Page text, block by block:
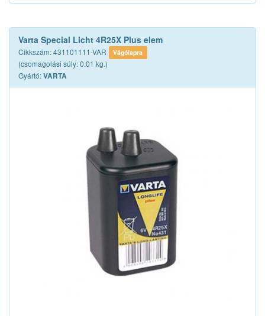
Varta Special Licht 4R25X Plus elem
Cikkszám: 431101111-VAR Vágólapra
(csomagolási súly: 0.01 kg.)
Gyártó:VARTA